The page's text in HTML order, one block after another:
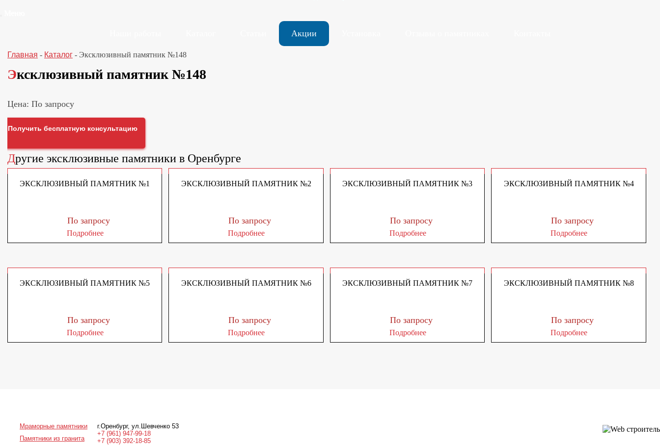
Акции
Главная - Каталог - Эксклюзивный памятник №148
Эксклюзивный памятник №148
Цена: По запросу
Получить бесплатную консультацию
Другие эксклюзивные памятники в Оренбурге
ЭКСКЛЮЗИВНЫЙ ПАМЯТНИК №1
По запросу
Подробнее
ЭКСКЛЮЗИВНЫЙ ПАМЯТНИК №2
По запросу
Подробнее
ЭКСКЛЮЗИВНЫЙ ПАМЯТНИК №3
По запросу
Подробнее
ЭКСКЛЮЗИВНЫЙ ПАМЯТНИК №4
По запросу
Подробнее
ЭКСКЛЮЗИВНЫЙ ПАМЯТНИК №5
По запросу
Подробнее
ЭКСКЛЮЗИВНЫЙ ПАМЯТНИК №6
По запросу
Подробнее
ЭКСКЛЮЗИВНЫЙ ПАМЯТНИК №7
По запросу
Подробнее
ЭКСКЛЮЗИВНЫЙ ПАМЯТНИК №8
По запросу
Подробнее
Мраморные памятники
Памятники из гранита
г.Оренбург, ул.Шевченко 53
+7 (961) 947-99-18
+7 (903) 392-18-85